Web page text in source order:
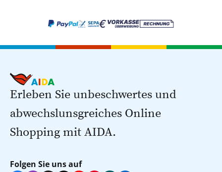
Erleben Sie unbeschwertes und
abwechslunsgreiches Online
Shopping mit AIDA.
Folgen Sie uns auf